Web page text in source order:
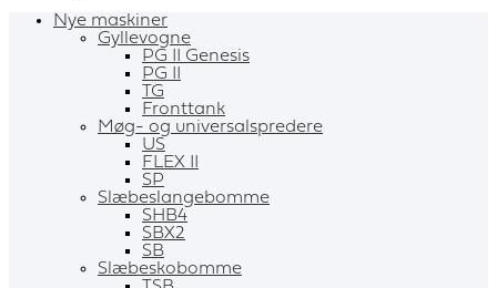
Nye maskiner
Gyllevogne
PG II Genesis
PG II
TG
Fronttank
Møg- og universalspredere
US
FLEX II
SP
Slæbeslangebomme
SHB4
SBX2
SB
Slæbeskobomme